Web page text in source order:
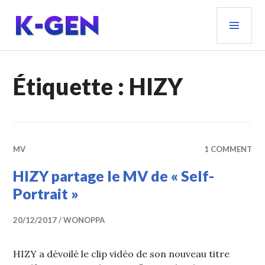
contenu
principal
K-GEN
Étiquette : HIZY
MV 1 COMMENT
HIZY partage le MV de « Self-
Portrait »
20/12/2017 WONOPPA
HIZY a dévoilé le clip vidéo de son nouveau titre